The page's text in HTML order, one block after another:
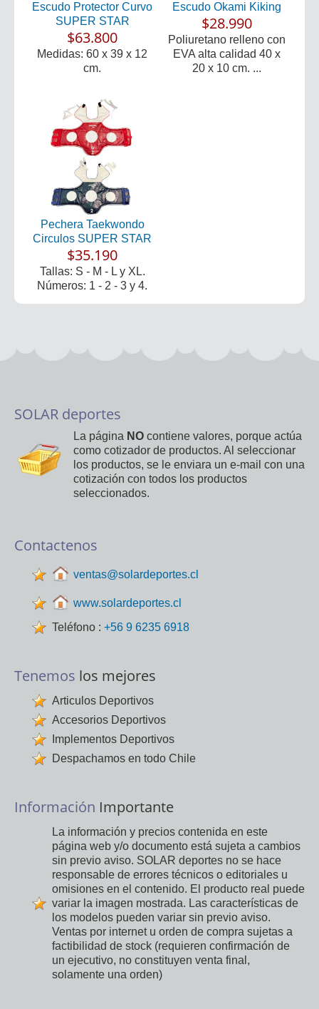
Escudo Protector Curvo
SUPER STAR
$63.800
Medidas: 60 x 39 x 12
cm.
Escudo Okami Kiking
$28.990
Poliuretano relleno con
EVA alta calidad 40 x
20 x 10 cm. ...
Pechera Taekwondo
Circulos SUPER STAR
$35.190
Tallas: S - M - L y XL.
Números: 1 - 2 - 3 y 4.
SOLAR deportes
La página NO contiene valores, porque actúa
como cotizador de productos. Al seleccionar
los productos, se le enviara un e-mail con una
cotización con todos los productos
seleccionados.
Contactenos
ventas@solardeportes.cl
www.solardeportes.cl
Teléfono : +56 9 6235 6918
Tenemos los mejores
Articulos Deportivos
Accesorios Deportivos
Implementos Deportivos
Despachamos en todo Chile
Información Importante
La información y precios contenida en este
página web y/o documento está sujeta a cambios
sin previo aviso. SOLAR deportes no se hace
responsable de errores técnicos o editoriales u
omisiones en el contenido. El producto real puede
variar la imagen mostrada. Las características de
los modelos pueden variar sin previo aviso.
Ventas por internet u orden de compra sujetas a
factibilidad de stock (requieren confirmación de
un ejecutivo, no constituyen venta final,
solamente una orden)